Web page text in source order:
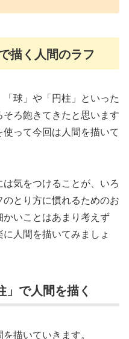
描く人間のラフ
球」や「円柱」といった
ろ飽きてきたと思います
って今回は人間を描いて
気をつけることが、いろ
とり方に慣れるためのお
いことはあまり考えず
人間を描いてみましょ
で人間を描く
描いていきます。